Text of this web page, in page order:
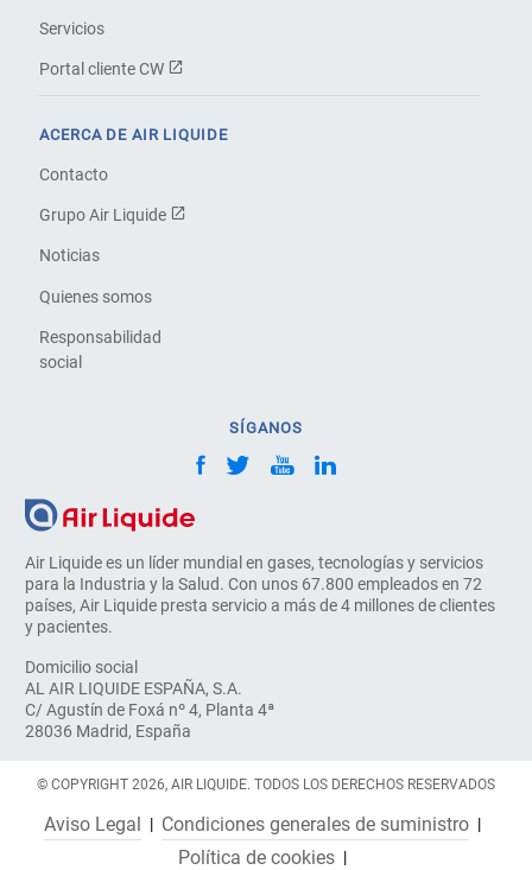
Air Liquide es un líder mundial en gases, tecnologías y servicios
para la Industria y la Salud. Con unos 67.800 empleados en 72
países, Air Liquide presta servicio a más de 4 millones de clientes
y pacientes.
Domicilio social
AL AIR LIQUIDE ESPAÑA, S.A.
C/ Agustín de Foxá nº 4, Planta 4ª
28036 Madrid, España
Servicios
Portal cliente CW
ACERCA DE AIR LIQUIDE
Contacto
Grupo Air Liquide
Noticias
Quienes somos
Responsabilidad
social
SÍGANOS
© COPYRIGHT 2026, AIR LIQUIDE. TODOS LOS DERECHOS RESERVADOS
Aviso Legal
Condiciones generales de suministro
Política de cookies